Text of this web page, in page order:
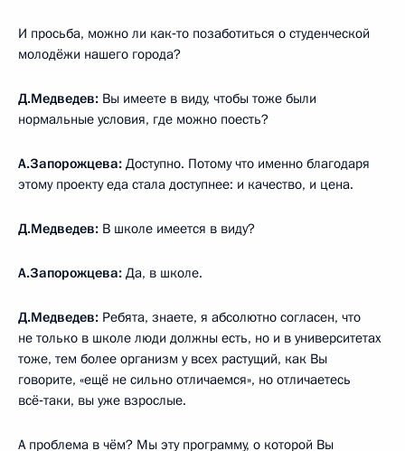
И просьба, можно ли как‑то позаботиться о студенческой
молодёжи нашего города?
Д.Медведев: Вы имеете в виду, чтобы тоже были
нормальные условия, где можно поесть?
А.Запорожцева: Доступно. Потому что именно благодаря
этому проекту еда стала доступнее: и качество, и цена.
Д.Медведев: В школе имеется в виду?
А.Запорожцева: Да, в школе.
Д.Медведев: Ребята, знаете, я абсолютно согласен, что
не только в школе люди должны есть, но и в университетах
тоже, тем более организм у всех растущий, как Вы
говорите, «ещё не сильно отличаемся», но отличаетесь
всё‑таки, вы уже взрослые.
А проблема в чём? Мы эту программу, о которой Вы